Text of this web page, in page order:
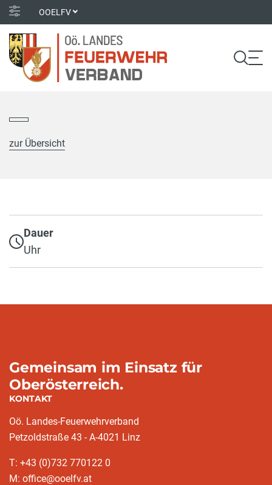
OOELFV
zur Übersicht
Dauer
Uhr
Gemeinsam im Einsatz für
Oberösterreich.
KONTAKT
Oö. Landes-Feuerwehrverband
Petzoldstraße 43 - A-4021 Linz
T: +43 (0)732 770122 0
M: office@ooelfv.at